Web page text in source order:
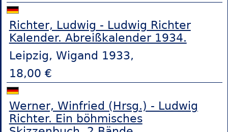
Richter, Ludwig - Ludwig Richter
Kalender. Abreißkalender 1934.
Leipzig, Wigand 1933,
18,00 €
Werner, Winfried (Hrsg.) - Ludwig
Richter. Ein böhmisches